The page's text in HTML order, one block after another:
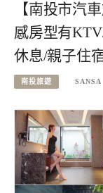
【南投市汽
感房型有
休息/親子住
南投旅遊 SANSA